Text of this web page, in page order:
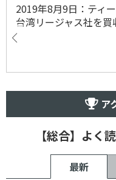
2019年8月9日：ティ
台湾リージャス社を買
ア
【総合】よく
最新